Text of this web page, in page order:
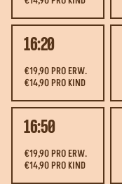
16:20
€19,90 PRO ERW.
€14,90 PRO KIND
16:50
€19,90 PRO ERW.
€14,90 PRO KIND